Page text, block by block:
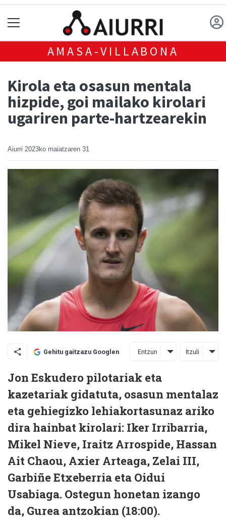
AMASA-VILLABONA
Kirola eta osasun mentala
hizpide, goi mailako kirolari
ugariren parte-hartzearekin
Aiurri 2023ko maiatzaren 31
Gehitu gaitzazu Googlen Entzun Itzuli
Jon Eskudero pilotariak eta
kazetariak gidatuta, osasun mentalaz
eta gehiegizko lehiakortasunaz ariko
dira hainbat kirolari: Iker Irribarria,
Mikel Nieve, Iraitz Arrospide, Hassan
Ait Chaou, Axier Arteaga, Zelai III,
Garbiñe Etxeberria eta Oidui
Usabiaga. Ostegun honetan izango
da, Gurea antzokian (18:00).